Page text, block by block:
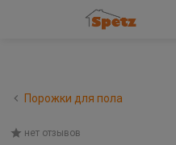
Порожки для пола
нет отзывов